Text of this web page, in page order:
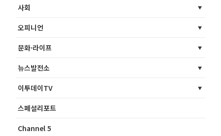
사회
오피니언
문화·라이프
뉴스발전소
이투데이TV
스페셜리포트
Channel 5